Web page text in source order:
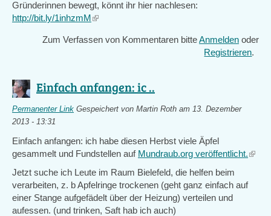
Gründerinnen bewegt, könnt ihr hier nachlesen:
http://bit.ly/1inhzmM(link
external)
Zum Verfassen von Kommentaren bitteAnmelden oder
Registrieren.
Einfach anfangen: ic ..
Permanenter Link Gespeichert von Martin Roth am 13. Dezember
2013 - 13:31
Einfach anfangen: ich habe diesen Herbst viele Äpfel
gesammelt und Fundstellen auf Mundraub.org veröffentlicht.(link
Jetzt suche ich Leute im Raum Bielefeld, die helfen beim
verarbeiten, z. b Apfelringe trockenen (geht ganz einfach auf
einer Stange aufgefädelt über der Heizung) verteilen und
aufessen. (und trinken, Saft hab ich auch)